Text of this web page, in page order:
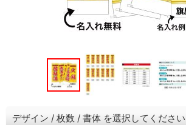
デザイン / 枚数 / 書体 を選択してください